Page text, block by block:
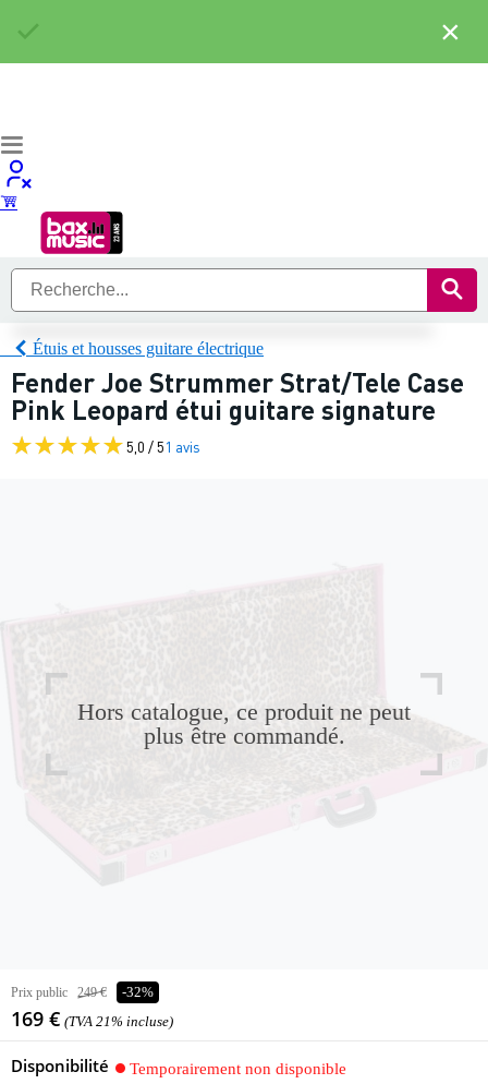
Étuis et housses guitare électrique
Fender Joe Strummer Strat/Tele Case
Pink Leopard étui guitare signature
5,0 / 51 avis
Hors catalogue, ce produit ne peut
plus être commandé.
Prix public 249 € -32%
169 € (TVA 21% incluse)
Disponibilité Temporairement non disponible
×